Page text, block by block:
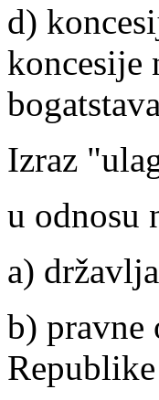
d)
koncesije
Izraz
u odnosu
a)
b) pravne